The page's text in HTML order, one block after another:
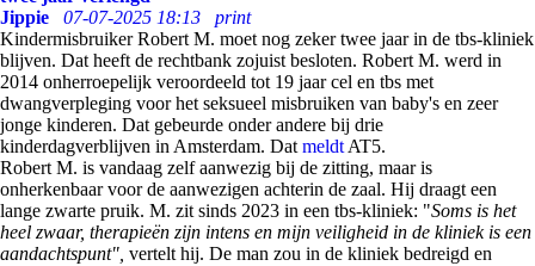
Jippie
07-07-2025 18:13
print
Kindermisbruiker Robert M. moet nog zeker twee jaar in de tbs-kliniek
blijven. Dat heeft de rechtbank zojuist besloten. Robert M. werd in
2014 onherroepelijk veroordeeld tot 19 jaar cel en tbs met
dwangverpleging voor het seksueel misbruiken van baby's en zeer
jonge kinderen. Dat gebeurde onder andere bij drie
kinderdagverblijven in Amsterdam. Dat meldt AT5.
Robert M. is vandaag zelf aanwezig bij de zitting, maar is
onherkenbaar voor de aanwezigen achterin de zaal. Hij draagt een
lange zwarte pruik. M. zit sinds 2023 in een tbs-kliniek: "Soms is het
heel zwaar, therapieën zijn intens en mijn veiligheid in de kliniek is een
aandachtspunt", vertelt hij. De man zou in de kliniek bedreigd en